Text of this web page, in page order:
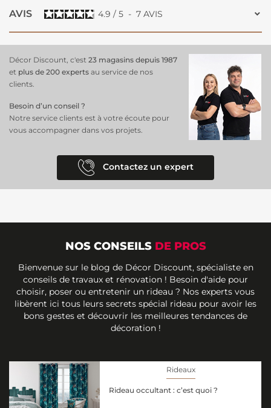
AVIS 4.9 / 5 - 7 AVIS
Décor Discount, c'est 23 magasins depuis 1987
et plus de 200 experts au service de nos
clients.
Besoin d’un conseil ?
Notre service clients est à votre écoute pour
vous accompagner dans vos projets.
Contactez un expert
NOS CONSEILS DE PROS
Bienvenue sur le blog de Décor Discount, spécialiste en
conseils de travaux et rénovation ! Besoin d'aide pour
choisir, poser ou entretenir un rideau ? Nos experts vous
libèrent ici tous leurs secrets spécial rideau pour avoir les
bons gestes et découvrir les meilleures tendances de
décoration !
Rideaux
Rideau occultant : c’est quoi ?